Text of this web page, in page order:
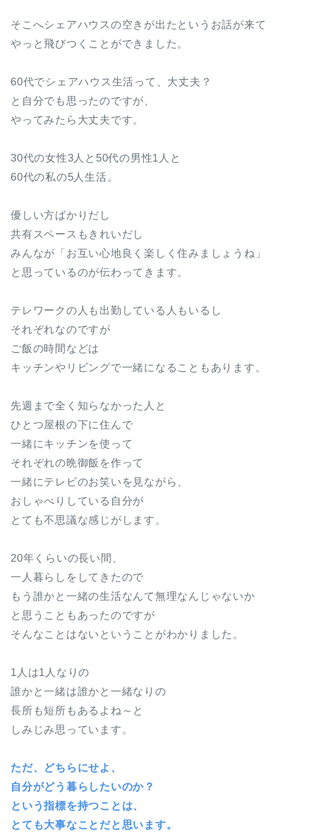
そこへシェアハウスの空きが出たというお話が来て
やっと飛びつくことができました。
60代でシェアハウス生活って、大丈夫？
と自分でも思ったのですが、
やってみたら大丈夫です。
30代の女性3人と50代の男性1人と
60代の私の5人生活。
優しい方ばかりだし
共有スペースもきれいだし
みんなが「お互い心地良く楽しく住みましょうね」
と思っているのが伝わってきます。
テレワークの人も出勤している人もいるし
それぞれなのですが
ご飯の時間などは
キッチンやリビングで一緒になることもあります。
先週まで全く知らなかった人と
ひとつ屋根の下に住んで
一緒にキッチンを使って
それぞれの晩御飯を作って
一緒にテレビのお笑いを見ながら、
おしゃべりしている自分が
とても不思議な感じがします。
20年くらいの長い間、
一人暮らしをしてきたので
もう誰かと一緒の生活なんて無理なんじゃないか
と思うこともあったのですが
そんなことはないということがわかりました。
1人は1人なりの
誰かと一緒は誰かと一緒なりの
長所も短所もあるよね～と
しみじみ思っています。
ただ、どちらにせよ、
自分がどう暮らしたいのか？
という指標を持つことは、
とても大事なことだと思います。